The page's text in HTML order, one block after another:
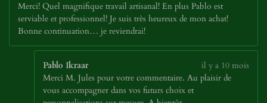
Merci! Quel magnifique travail artisanal! En plus Pablo est
serviable et professionnel! Je suis très heureux de mon achat!
Bonne continuation… je reviendrai!
Pablo Ikraar
il y a 10 mois
Merci M. Jules pour votre commentaire. Au plaisir de
vous accompagner dans vos futurs choix et